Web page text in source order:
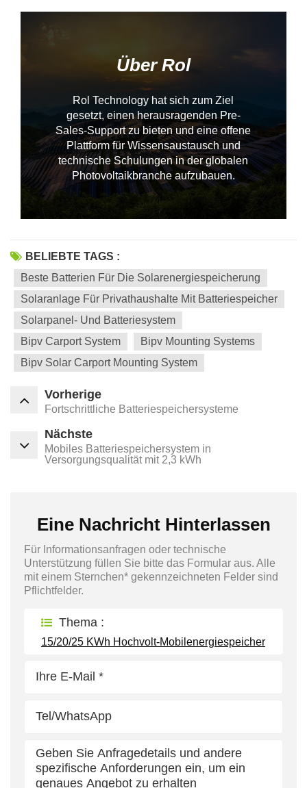
Über Rol
Rol Technology hat sich zum Ziel
gesetzt, einen herausragenden Pre-
Sales-Support zu bieten und eine offene
Plattform für Wissensaustausch und
technische Schulungen in der globalen
Photovoltaikbranche aufzubauen.
--------------占位---------------
BELIEBTE TAGS :
Beste Batterien Für Die Solarenergiespeicherung
Solaranlage Für Privathaushalte Mit Batteriespeicher
Solarpanel- Und Batteriesystem
Bipv Carport System
Bipv Mounting Systems
Bipv Solar Carport Mounting System
Vorherige
Fortschrittliche Batteriespeichersysteme
Nächste
Mobiles Batteriespeichersystem in
Versorgungsqualität mit 2,3 kWh
Eine Nachricht Hinterlassen
Für Informationsanfragen oder technische
Unterstützung füllen Sie bitte das Formular aus. Alle
mit einem Sternchen* gekennzeichneten Felder sind
Pflichtfelder.
Thema :
15/20/25 KWh Hochvolt-Mobilenergiespeicher